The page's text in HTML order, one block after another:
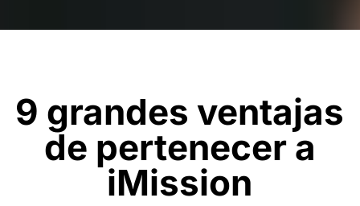
9 grandes ventajas
de pertenecer a
iMission